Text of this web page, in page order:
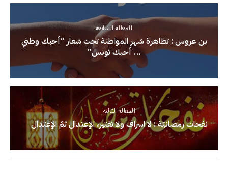
المقالة السابقة
بن عروس : تظاهرة شهر المواطنة تحت شعار “أحبك وطني
… أحبك تونس”
المقالة التالية
نفحات رمضانيّة : لا اسراف ولا تقتير، الإعتدال ثمّ الإعتدال